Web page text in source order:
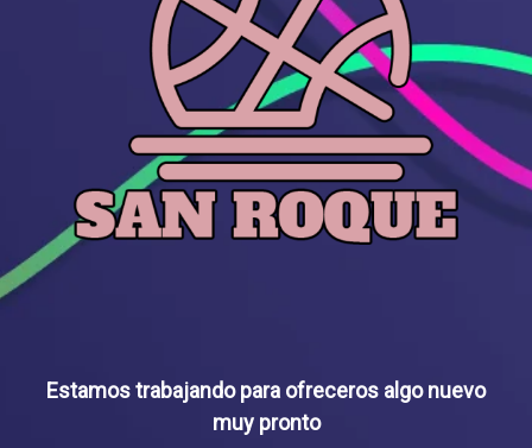
Estamos trabajando para ofreceros algo nuevo
muy pronto